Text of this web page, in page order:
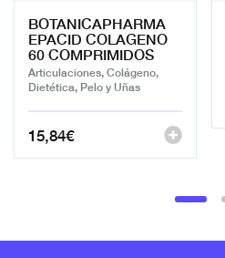
BOTANICAPHARMA
EPACID COLAGENO
60 COMPRIMIDOS
Articulaciones, Colágeno,
Dietética, Pelo y Uñas
15,84€